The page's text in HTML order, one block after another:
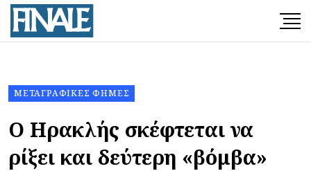
ΜΕΤΑΓΡΑΦΙΚΈΣ ΦΉΜΕΣ
Ο Ηρακλής σκέφτεται να
ρίξει και δεύτερη «βόμβα»